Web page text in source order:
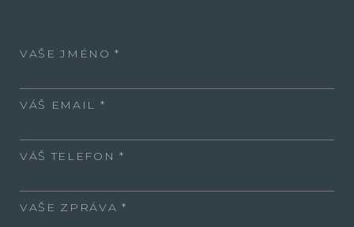
VAŠE JMÉNO
VÁŠ EMAIL
VÁŠ TELEFON
VAŠE ZPRÁVA